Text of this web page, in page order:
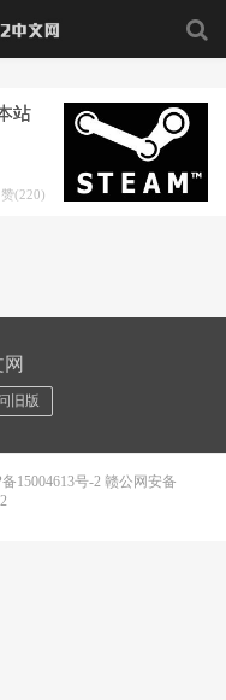
站
赞(220)
旧版
15004613号-2 赣公网安备